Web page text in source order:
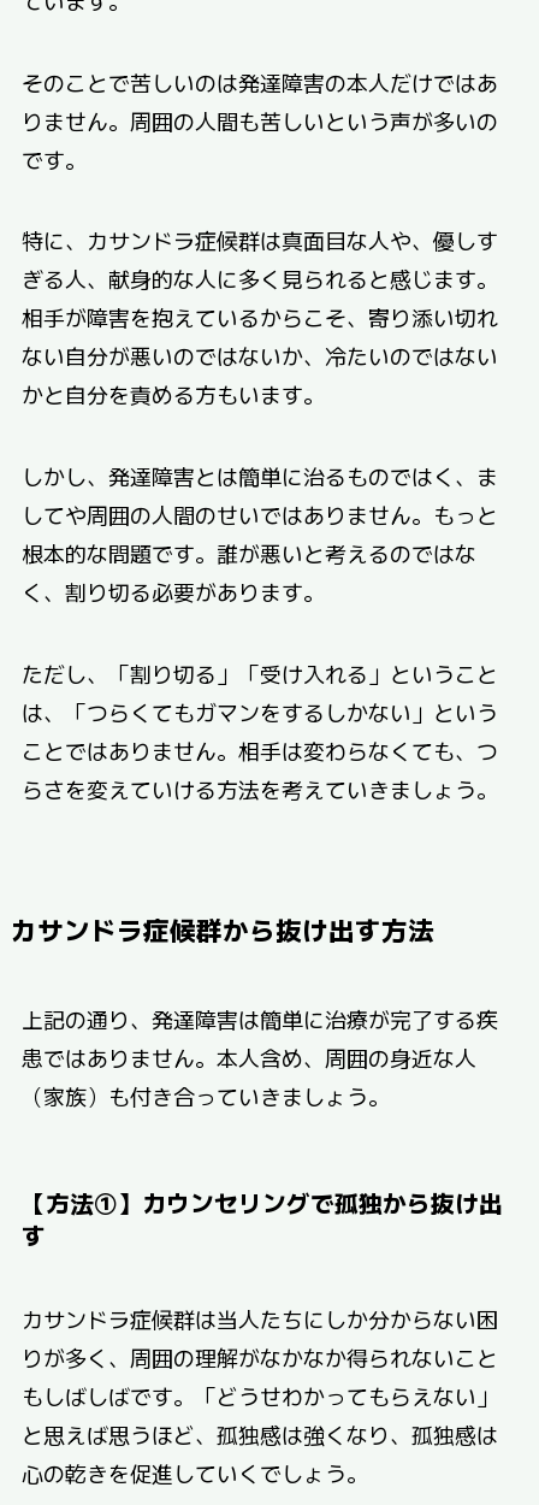
そのことで苦しいのは発達障害の本人だけではあ
りません。周囲の人間も苦しいという声が多いの
です。
特に、カサンドラ症候群は真面目な人や、優しす
ぎる人、献身的な人に多く見られると感じます。
相手が障害を抱えているからこそ、寄り添い切れ
ない自分が悪いのではないか、冷たいのではない
かと自分を責める方もいます。
しかし、発達障害とは簡単に治るものではく、ま
してや周囲の人間のせいではありません。もっと
根本的な問題です。誰が悪いと考えるのではな
く、割り切る必要があります。
ただし、「割り切る」「受け入れる」ということ
は、「つらくてもガマンをするしかない」という
ことではありません。相手は変わらなくても、つ
らさを変えていける方法を考えていきましょう。
カサンドラ症候群から抜け出す方法
上記の通り、発達障害は簡単に治療が完了する疾
患ではありません。本人含め、周囲の身近な人
（家族）も付き合っていきましょう。
【方法①】カウンセリングで孤独から抜け出
す
カサンドラ症候群は当人たちにしか分からない困
りが多く、周囲の理解がなかなか得られないこと
もしばしばです。「どうせわかってもらえない」
と思えば思うほど、孤独感は強くなり、孤独感は
心の乾きを促進していくでしょう。